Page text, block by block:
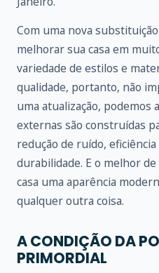
Com uma nova
melhorar sua casa em
variedade de estilos e
qualidade, portanto, não
uma atualização, podemos
externas são construídas
redução de ruído,
durabilidade. E o melhor
casa uma aparência
qualquer outra coisa.
A CONDIÇÃO DA
PRIMORDIAL